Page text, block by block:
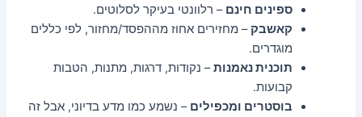
ספינים חינם – רלוונטי בעיקר לסלוטים.
קאשבק – מחזירים אחוז מההפסד/מחזור, לפי כללים
מוגדרים.
תוכנית נאמנות– נקודות, דרגות, מתנות, הטבות
קבועות.
בוסטרים ומכפילים – נשמע כמו מדע בדיוני, אבל זה